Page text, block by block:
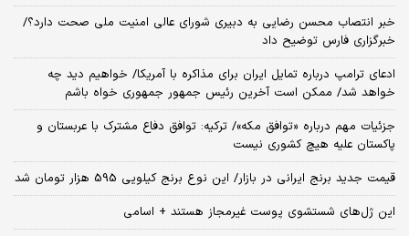
خبر انتصاب محسن رضایی به دبیری شورای عالی امنیت ملی صحت دارد؟/
خبرگزاری فارس توضیح داد
ادعای ترامپ درباره تمایل ایران برای مذاکره با آمریکا/ خواهیم دید چه
خواهد شد/ ممکن است آخرین رئیس‌ جمهور جمهوری خواه باشم
جزئیات مهم درباره «توافق مکه»/ ترکیه‌: توافق دفاع مشترک با عربستان و
پاکستان علیه هیچ کشوری نیست
قیمت جدید برنج ایرانی در بازار/ این نوع برنج کیلویی 595 هزار تومان شد
این ژل‌های شستشوی پوست غیرمجاز هستند + اسامی